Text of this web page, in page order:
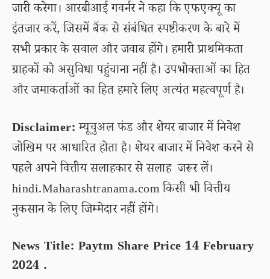
जारी करेगा। आरबीआई गवर्नर ने कहा कि एफएक्यू का
इंतजार करें, जिसमें बैंक से संबंधित स्पष्टीकरण के बारे में
सभी प्रकार के सवाल और जवाब होंगे। हमारी प्राथमिकता
ग्राहकों को असुविधा पहुंचाना नहीं है। उपभोक्ताओं का हित
और जमाकर्ताओं का हित हमारे लिए अत्यंत महत्वपूर्ण है।
Disclaimer:म्यूचुअल फंड और शेयर बाजार में निवेश
जोखिम पर आधारित होता है। शेयर बाजार में निवेश करने से
पहले अपने वित्तीय सलाहकार से सलाह जरूर लें।
hindi.Maharashtranama.com किसी भी वित्तीय
नुकसान के लिए जिम्मेदार नहीं होंगे।
News Title: Paytm Share Price 14 February
2024 .